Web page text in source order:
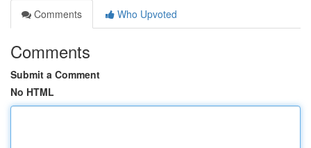
Comments
Who Upvoted
Comments
Submit a Comment
No HTML